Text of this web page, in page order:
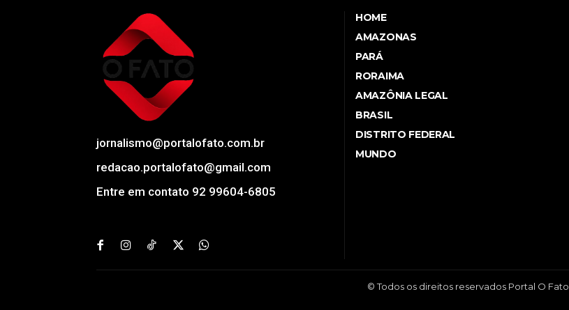
jornalismo@portalofato.com.br
redacao.portalofato@gmail.com
Entre em contato 92 99604-6805
HOME
AMAZONAS
PARÁ
RORAIMA
AMAZÔNIA LEGAL
BRASIL
DISTRITO FEDERAL
MUNDO
© Todos os direitos reservados Portal O Fato.